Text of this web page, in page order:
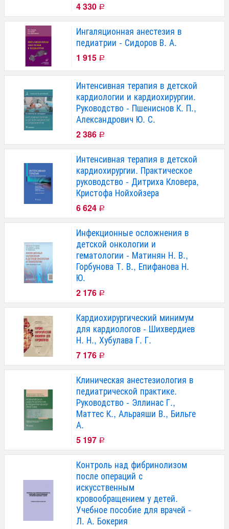
4 330 Р
Ингаляционная анестезия в
педиатрии - Сидоров В. А.
1 915 Р
Интенсивная терапия в детской
кардиологии и кардиохирургии.
Руководство - Пшениснов К. П.,
Александрович Ю. С.
2 386 Р
Интенсивная терапия в детской
кардиохирургии. Практическое
руководство - Дитриха Кловера,
Кристофа Нойхойзера
6 624 Р
Инфекционные осложнения в
детской онкологии и
гематологии - Матинян Н. В.,
Горбунова Т. В., Епифанова Н.
Ю.
2 176 Р
Кардиохирургический минимум
для кардиологов - Шихвердиев
Н. Н., Хубулава Г. Г.
7 176 Р
Клиническая анестезиология в
педиатрической практике.
Руководство - Эллинас Г.,
Маттес К., Альраяши В., Бильге
А.
5 197 Р
Контроль над фибринолизом
после операций с
искусственным
кровообращением у детей.
Учебное пособие для врачей -
Л. А. Бокерия